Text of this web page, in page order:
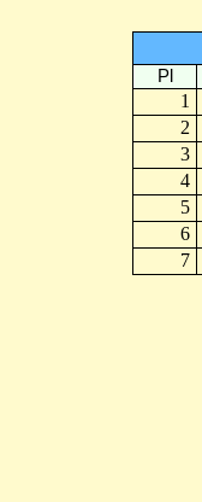
Pl
1
2
3
4
5
6
7